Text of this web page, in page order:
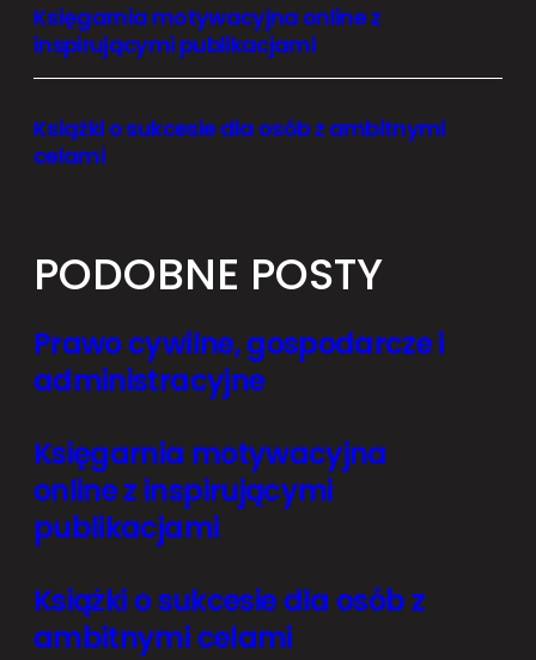
Księgarnia motywacyjna online z
inspirującymi publikacjami
Książki o sukcesie dla osób z ambitnymi
celami
PODOBNE POSTY
Prawo cywilne, gospodarcze i
administracyjne
Księgarnia motywacyjna
online z inspirującymi
publikacjami
Książki o sukcesie dla osób z
ambitnymi celami